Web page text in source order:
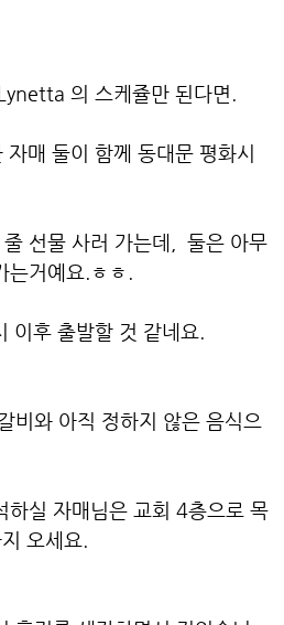
의 스케쥴만 된다면.
매 둘이 함께 동대문 평화시
선물 사러 가는데, 둘은 아무
는거예요.ㅎㅎ.
이후 출발할 것 같네요.
비와 아직 정하지 않은 음식으
하실 자매님은 교회 4층으로 목
오세요.